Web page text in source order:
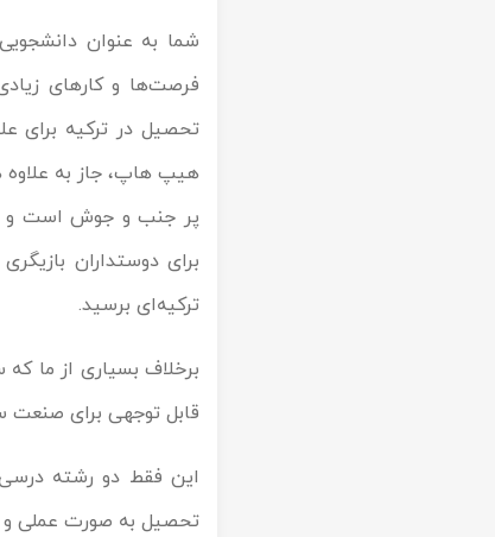
شما به عنوان
فرصت‌ها و کارهای
تحصیل در ترکیه برای
هیپ هاپ، جاز به علاوه
پر جنب و جوش است و
برای دوستداران
ترکیه‌ای برسید.
برخلاف بسیاری از ما
قابل توجهی برای صنعت
این فقط دو رشته درسی
تحصیل به صورت عملی و